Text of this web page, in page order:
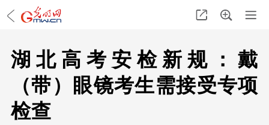
湖北高考安检新规：戴
（带）眼镜考生需接受专项
检查